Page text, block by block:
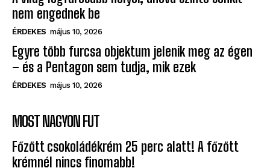
ÉRDEKES május 10, 2026
Egyre több furcsa objektum jelenik meg az égen
– és a Pentagon sem tudja, mik ezek
ÉRDEKES május 10, 2026
Főzött csokoládékrém 25 perc alatt! A főzött
krémnél nincs finomabb!
KACAGTATÓ június 13, 2021